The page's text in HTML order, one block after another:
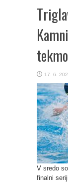
tekmo
17. 6.
V sredo
finalni